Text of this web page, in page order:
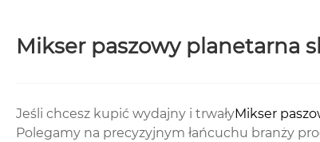
Mikser paszowy planetarna
Jeśli chcesz kupić wydajny i trwałyMikser
Polegamy na precyzyjnym łańcuchu branży